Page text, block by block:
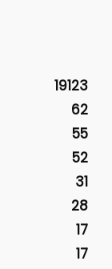
19123
62
55
52
31
28
17
17